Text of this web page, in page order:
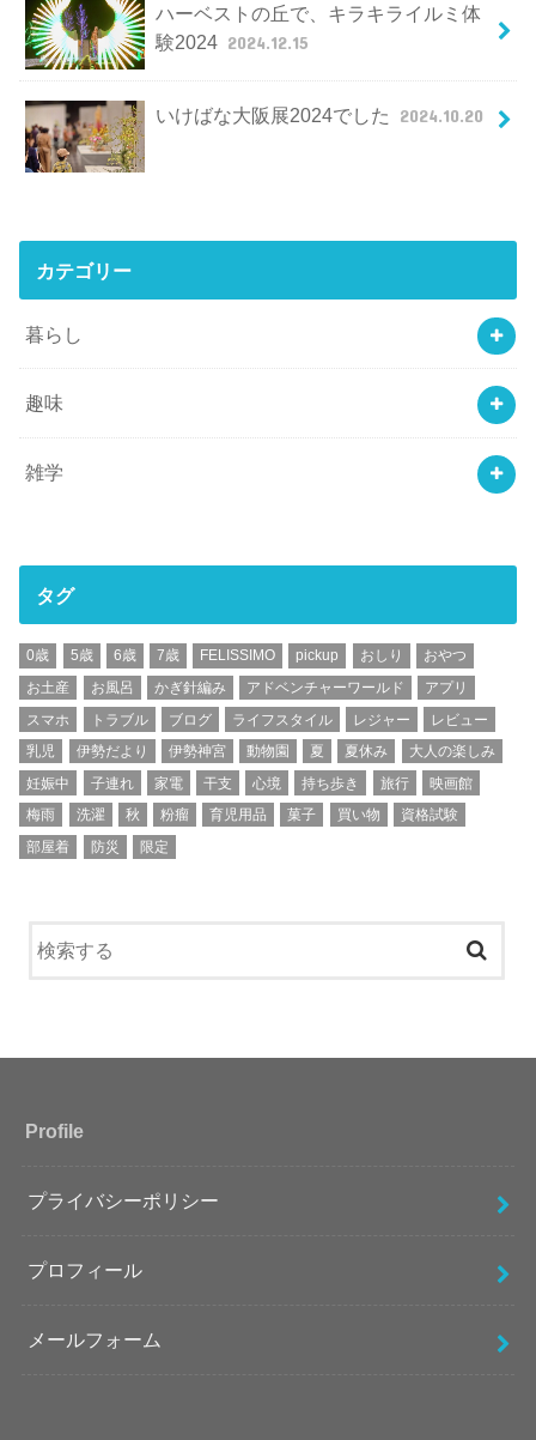
ハーベストの丘で、キラキライルミ体
験2024 2024.12.15
いけばな大阪展2024でした 2024.10.20
カテゴリー
暮らし
趣味
雑学
タグ
0歳 5歳 6歳 7歳 FELISSIMO pickup おしり
おやつ
お土産
お風呂 かぎ針編み アドベンチャーワールド
アプリ
スマホ
トラブル ブログ ライフスタイル レジャー
レビュー
乳児
伊勢だより 伊勢神宮 動物園 夏 夏休み
大人の楽しみ
妊娠中
子連れ 家電 干支 心境 持ち歩き 旅行
映画館
梅雨
洗濯 秋 粉瘤 育児用品 菓子 買い物
資格試験
部屋着
防災 限定
Profile
プライバシーポリシー
プロフィール
メールフォーム